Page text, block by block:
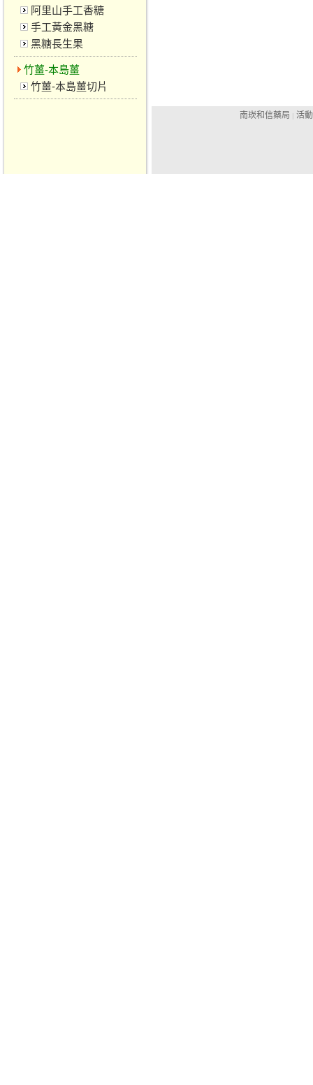
阿里山手工香糖
手工黃金黑糖
黑糖長生果
竹薑-本島薑
竹薑-本島薑切片
南崁和信藥局 | 活